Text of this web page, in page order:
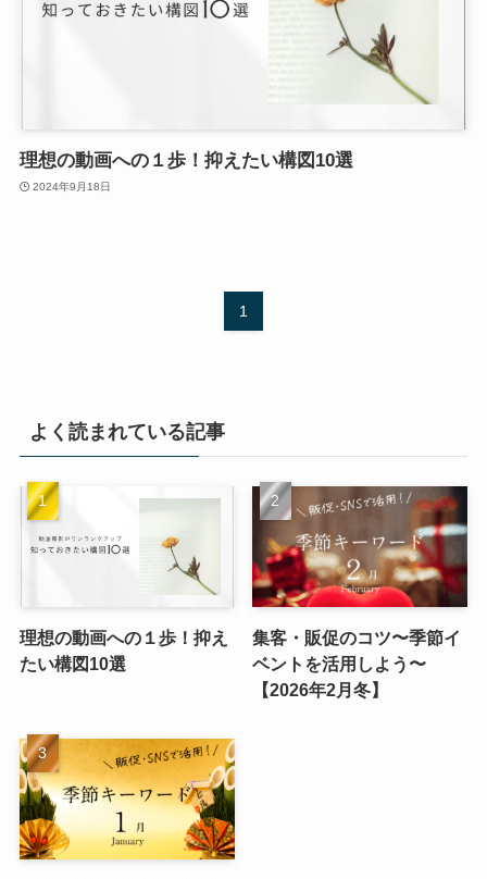
理想の動画への１歩！抑えたい構図10選
2024年9月18日
1
よく読まれている記事
理想の動画への１歩！抑え
たい構図10選
集客・販促のコツ〜季節イ
ベントを活用しよう〜
【2026年2月冬】